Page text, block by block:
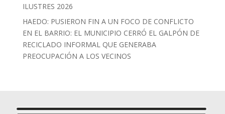
ILUSTRES 2026
HAEDO: PUSIERON FIN A UN FOCO DE CONFLICTO
EN EL BARRIO: EL MUNICIPIO CERRÓ EL GALPÓN DE
RECICLADO INFORMAL QUE GENERABA
PREOCUPACIÓN A LOS VECINOS